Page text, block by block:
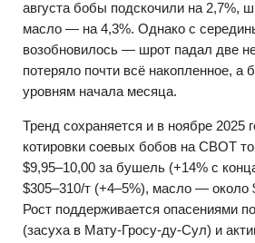
августа бобы подскочили на 2,7%,
масло — на 4,3%. Однако с
возобновилось — шрот падал две
потеряло почти всё накопленное, а
уровням начала месяца.
Тренд сохраняется и в ноябре 2025
котировки соевых бобов на CBOT
$9,95–10,00 за бушель (+14% с
$305–310/т (+4–5%), масло — около
Рост поддерживается опасениями
(засуха в Мату-Гросу-ду-Сул) и